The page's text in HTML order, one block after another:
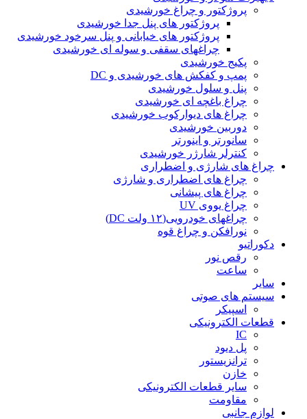
پروژکتور و چراغ خورشیدی
پروژکتور های پنل جدا خورشیدی
پروژکتور های خیابانی و پنل سرخود خورشیدی
چراغهای سقفی و سوله ای خورشیدی
پکیج خورشیدی
پمپ و کفکش های خورشیدی و DC
پنل و سلول خورشیدی
چراغ باغچه ای خورشیدی
چراغ های دیوارکوب خورشیدی
دوربین خورشیدی
سانورتر و اینورتر
کنترلر شارژر خورشیدی
چراغ های شارژی و اضطراری
چراغ های اضطراری و شارژی
چراغ های پیشانی
چراغ یووی UV
چراغهای خودرویی(۱۲ ولت DC)
نورافکن و چراغ قوه
دکوراتیو
رقص نور
ساعت
سایر
سیستم های صوتی
اسپیکر
قطعات الکترونیکی
IC
پل دیود
ترانزیستور
خازن
سایر قطعات الکترونیکی
مقاومت
لوازم جانبی